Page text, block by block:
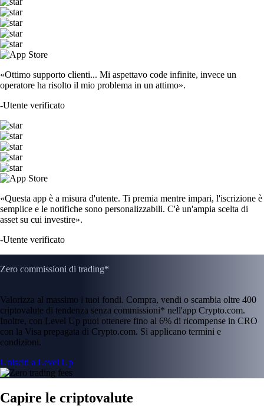
«Ottimo supporto clienti... Mi aspettavo code infinite, invece un
operatore ha risolto il mio problema in un attimo».
-Utente verificato
«Questa app è a misura d'utente. Ti premia mentre impari, l'iscrizione è
semplice e le notifiche sono personalizzabili. C'è un'ampia scelta di
asset su cui investire».
-Utente verificato
Zero commissioni di trading*
Valorizza al massimo i tuoi fondi. Compra, vendi o scambia oltre 400
criptovalute di tendenza senza commissioni* nell'app Crypto.com.
Inoltre, con Level Up puoi ottenere fino al 6% di ricompense in CRO
con la Visa prepagata di Crypto.com. Si applicano termini e
condizioni.
Unisciti a Level Up
Capire le criptovalute